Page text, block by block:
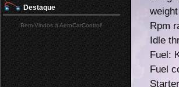
Destaque
Bem-Vindos à AeroCarControl!
Rpm
Idle
Fuel:
Fuel